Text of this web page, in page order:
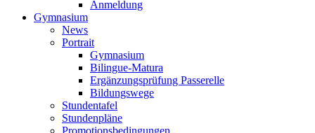
Anmeldung
Gymnasium
News
Portrait
Gymnasium
Bilingue-Matura
Ergänzungsprüfung Passerelle
Bildungswege
Stundentafel
Stundenpläne